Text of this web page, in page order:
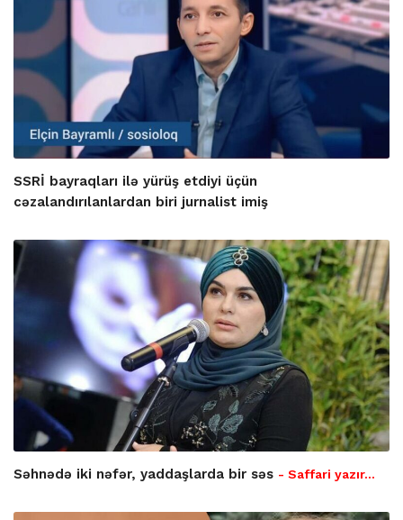
SSRİ bayraqları ilə yürüş etdiyi üçün
cəzalandırılanlardan biri jurnalist imiş
Səhnədə iki nəfər, yaddaşlarda bir səs - Saffari yazır…